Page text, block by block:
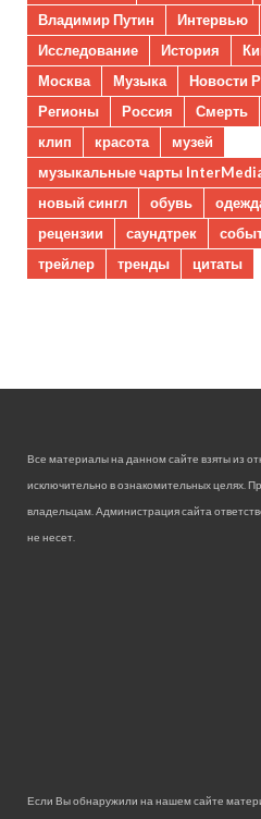
Владимир Путин
Интервью
Исследование
История
Москва
Музыка Новости
Регионы
Россия Смерть
клип
красота
музей
музыкальные чарты
новый сингл
обувь
рецензии
саундтрек
трейлер
тренды цитаты
Все материалы на данном сайте взяты из
исключительно в ознакомительных целях.
владельцам. Администрация сайта
не несет.
Если Вы обнаружили на нашем сайте